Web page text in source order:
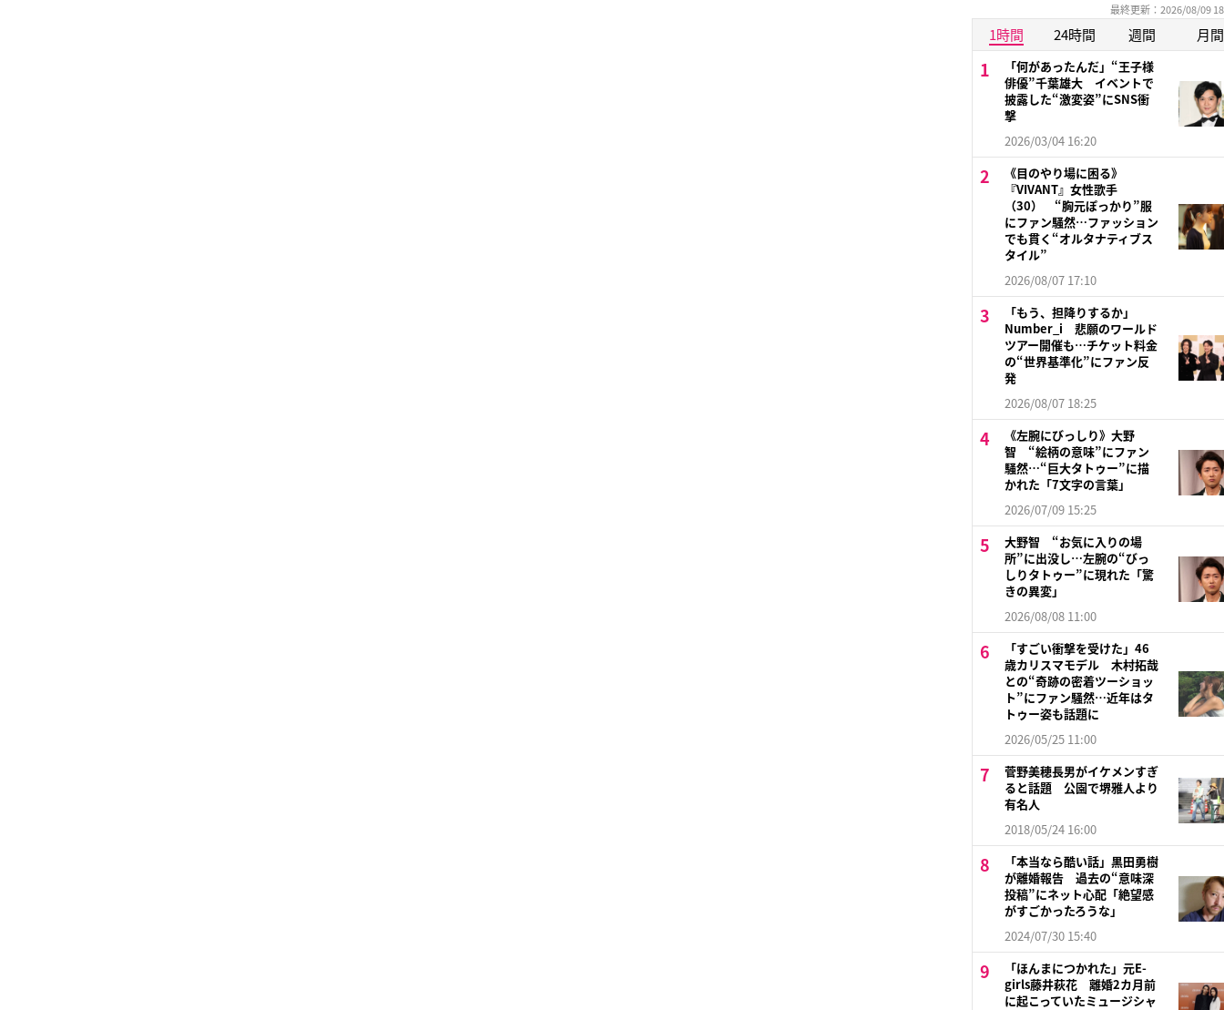
最終更新：2026/08/09
1時間 24時間 週間 月間
「何があったんだ」“王子様
俳優”千葉雄大 イベントで
披露した“激変姿”にSNS衝
撃
2026/03/04 16:20
《目のやり場に困る》
『VIVANT』女性歌手
（30） “胸元ぽっかり”服
にファン騒然…ファッション
でも貫く“オルタナティブス
タイル”
2026/08/07 17:10
「もう、担降りするか」
Number_i 悲願のワールド
ツアー開催も…チケット料金
の“世界基準化”にファン反
発
2026/08/07 18:25
《左腕にびっしり》大野
智 “絵柄の意味”にファン
騒然…“巨大タトゥー”に描
かれた「7文字の言葉」
2026/07/09 15:25
大野智 “お気に入りの場
所”に出没し…左腕の“びっ
しりタトゥー”に現れた「驚
きの異変」
2026/08/08 11:00
「すごい衝撃を受けた」46
歳カリスマモデル 木村拓哉
との“奇跡の密着ツーショッ
ト”にファン騒然…近年はタ
トゥー姿も話題に
2026/05/25 11:00
菅野美穂長男がイケメンすぎ
ると話題 公園で堺雅人より
有名人
2018/05/24 16:00
「本当なら酷い話」黒田勇樹
が離婚報告 過去の“意味深
投稿”にネット心配「絶望感
がすごかったろうな」
2024/07/30 15:40
「ほんまにつかれた」元E-
girls藤井萩花 離婚2カ月前
に起こっていたミュージシャ